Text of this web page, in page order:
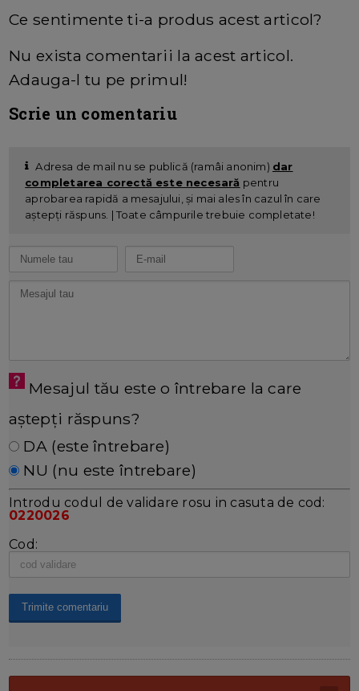
Ce sentimente ti-a produs acest articol?
Nu exista comentarii la acest articol.
Adauga-l tu pe primul!
Scrie un comentariu
Adresa de mail nu se publică (ramâi anonim) dar
completarea corectă este necesară pentru
aprobarea rapidă a mesajului, și mai ales în cazul în care
aștepți răspuns. | Toate câmpurile trebuie completate!
Mesajul tău este o întrebare la care
aștepți răspuns?
DA (este întrebare)
NU (nu este întrebare)
Introdu codul de validare rosu in casuta de cod:
0220026
Cod: